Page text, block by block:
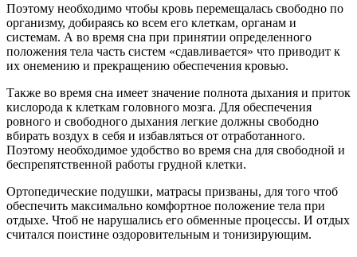
Поэтому необходимо чтобы кровь перемещалась свободно по
организму, добираясь ко всем его клеткам, органам и
системам. А во время сна при принятии определенного
положения тела часть систем «сдавливается» что приводит к
их онемению и прекращению обеспечения кровью.
Также во время сна имеет значение полнота дыхания и приток
кислорода к клеткам головного мозга. Для обеспечения
ровного и свободного дыхания легкие должны свободно
вбирать воздух в себя и избавляться от отработанного.
Поэтому необходимое удобство во время сна для свободной и
беспрепятственной работы грудной клетки.
Ортопедические подушки, матрасы призваны, для того чтоб
обеспечить максимально комфортное положение тела при
отдыхе. Чтоб не нарушались его обменные процессы. И отдых
считался поистине оздоровительным и тонизирующим.